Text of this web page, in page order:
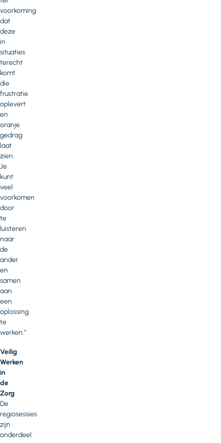
voorkoming
dat
deze
in
situaties
terecht
komt
die
frustratie
oplevert
en
oranje
gedrag
laat
zien.
Je
kunt
veel
voorkomen
door
te
luisteren
naar
de
ander
en
samen
aan
een
oplossing
te
werken.”
Veilig
Werken
in
de
Zorg
De
regiosessies
zijn
onderdeel